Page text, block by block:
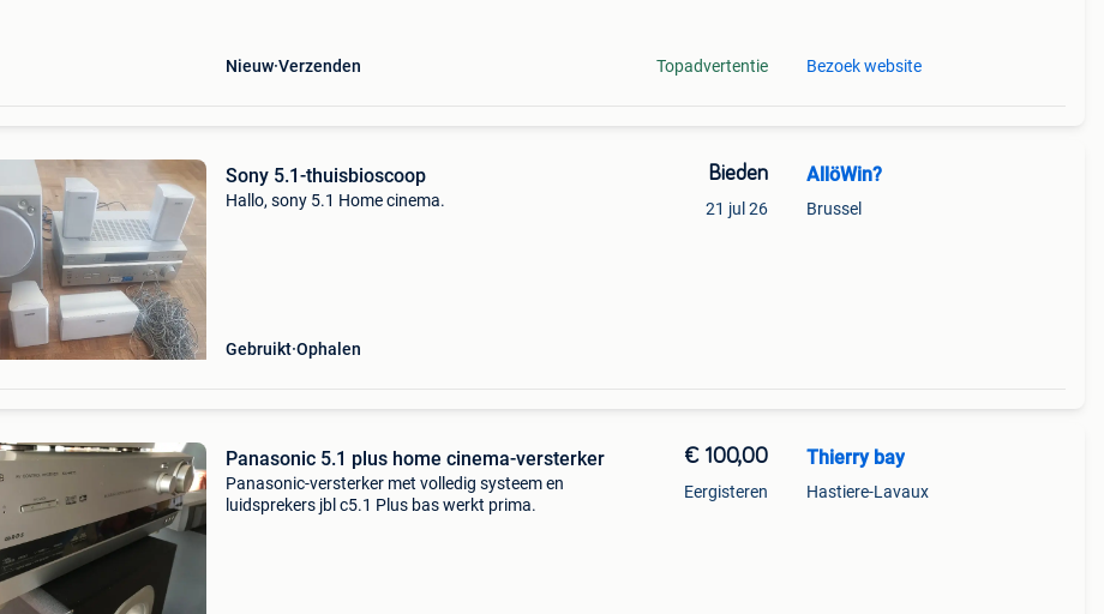
Nieuw Verzenden Topadvertentie Bezoek website
Sony 5.1-thuisbioscoop
Hallo, sony 5.1 Home cinema.
Gebruikt Ophalen
Bieden
21 jul 26
AllöWin?
Brussel
Panasonic 5.1 plus home cinema-versterker
Panasonic-versterker met volledig systeem en
luidsprekers jbl c5.1 Plus bas werkt prima.
€ 100,00
Eergisteren
Thierry bay
Hastiere-Lavaux